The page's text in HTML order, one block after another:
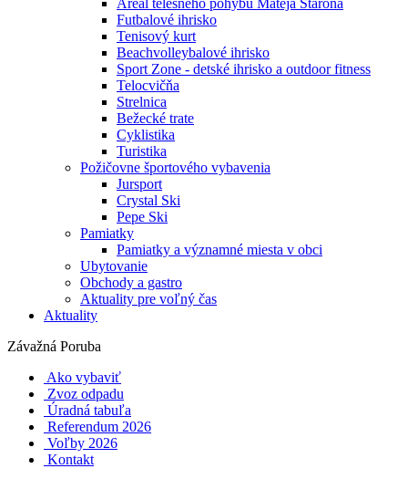
Areál telesného pohybu Mateja Staroňa
Futbalové ihrisko
Tenisový kurt
Beachvolleybalové ihrisko
Sport Zone - detské ihrisko a outdoor fitness
Telocvičňa
Strelnica
Bežecké trate
Cyklistika
Turistika
Požičovne športového vybavenia
Jursport
Crystal Ski
Pepe Ski
Pamiatky
Pamiatky a významné miesta v obci
Ubytovanie
Obchody a gastro
Aktuality pre voľný čas
Aktuality
Závažná Poruba
Ako vybaviť
Zvoz odpadu
Úradná tabuľa
Referendum 2026
Voľby 2026
Kontakt